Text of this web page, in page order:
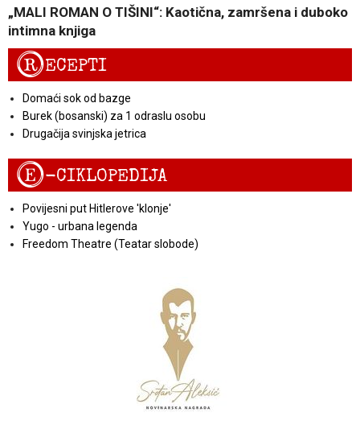
„MALI ROMAN O TIŠINI“: Kaotična, zamršena i duboko
intimna knjiga
RECEPTI
Domaći sok od bazge
Burek (bosanski) za 1 odraslu osobu
Drugačija svinjska jetrica
E-CIKLOPEDIJA
Povijesni put Hitlerove 'klonje'
Yugo - urbana legenda
Freedom Theatre (Teatar slobode)